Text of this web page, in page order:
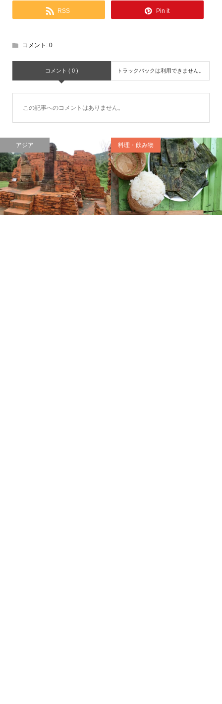
RSS Pin it
コメント: 0
コメント ( 0 ) トラックバックは利用できません。
この記事へのコメントはありません。
アジア 料理・飲み物